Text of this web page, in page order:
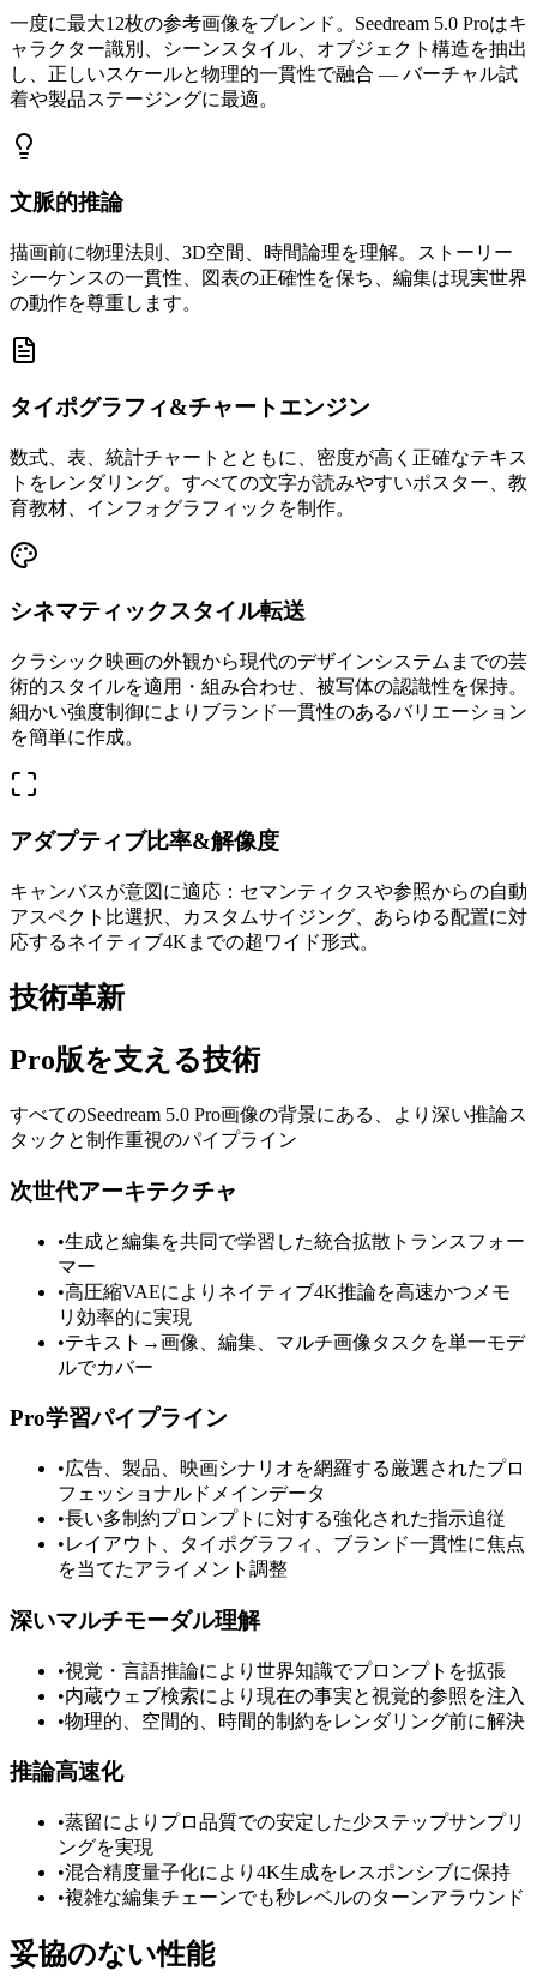
一度に最大12枚の参考画像をブレンド。Seedream 5.0 Proはキ
ャラクター識別、シーンスタイル、オブジェクト構造を抽出
し、正しいスケールと物理的一貫性で融合 — バーチャル試
着や製品ステージングに最適。
文脈的推論
描画前に物理法則、3D空間、時間論理を理解。ストーリー
シーケンスの一貫性、図表の正確性を保ち、編集は現実世界
の動作を尊重します。
タイポグラフィ&チャートエンジン
数式、表、統計チャートとともに、密度が高く正確なテキス
トをレンダリング。すべての文字が読みやすいポスター、教
育教材、インフォグラフィックを制作。
シネマティックスタイル転送
クラシック映画の外観から現代のデザインシステムまでの芸
術的スタイルを適用・組み合わせ、被写体の認識性を保持。
細かい強度制御によりブランド一貫性のあるバリエーション
を簡単に作成。
アダプティブ比率&解像度
キャンバスが意図に適応：セマンティクスや参照からの自動
アスペクト比選択、カスタムサイジング、あらゆる配置に対
応するネイティブ4Kまでの超ワイド形式。
技術革新
Pro版を支える技術
すべてのSeedream 5.0 Pro画像の背景にある、より深い推論ス
タックと制作重視のパイプライン
次世代アーキテクチャ
•生成と編集を共同で学習した統合拡散トランスフォー
マー
•高圧縮VAEによりネイティブ4K推論を高速かつメモ
リ効率的に実現
•テキスト→画像、編集、マルチ画像タスクを単一モデ
ルでカバー
Pro学習パイプライン
•広告、製品、映画シナリオを網羅する厳選されたプロ
フェッショナルドメインデータ
•長い多制約プロンプトに対する強化された指示追従
•レイアウト、タイポグラフィ、ブランド一貫性に焦点
を当てたアライメント調整
深いマルチモーダル理解
•視覚・言語推論により世界知識でプロンプトを拡張
•内蔵ウェブ検索により現在の事実と視覚的参照を注入
•物理的、空間的、時間的制約をレンダリング前に解決
推論高速化
•蒸留によりプロ品質での安定した少ステップサンプリ
ングを実現
•混合精度量子化により4K生成をレスポンシブに保持
•複雑な編集チェーンでも秒レベルのターンアラウンド
妥協のない性能